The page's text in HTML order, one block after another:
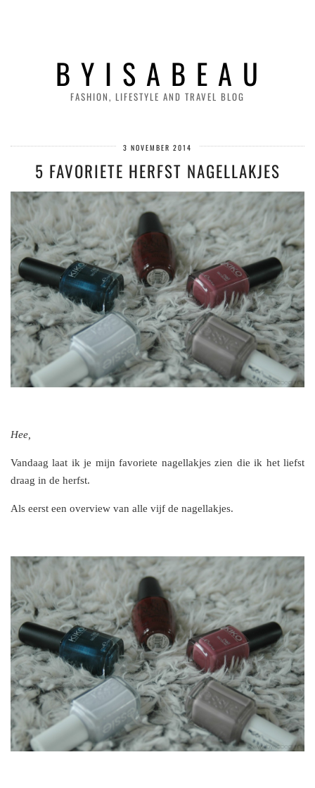
B Y I S A B E A U
FASHION, LIFESTYLE AND TRAVEL BLOG
3 NOVEMBER 2014
5 FAVORIETE HERFST NAGELLAKJES
Hee,
Vandaag laat ik je mijn favoriete nagellakjes zien die ik het liefst
draag in de herfst.
Als eerst een overview van alle vijf de nagellakjes.